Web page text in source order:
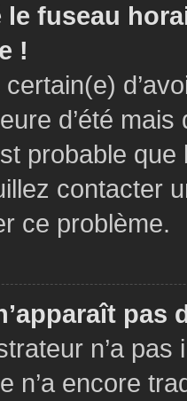
le fuseau
!
d’été
probable que
contacter
ce problème.
pas
n’a
n’a encore